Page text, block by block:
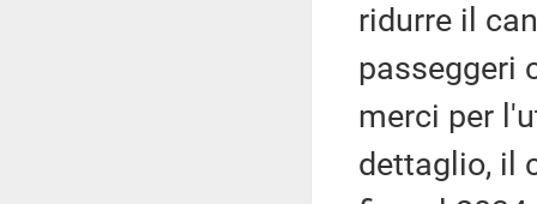
ridurre il
passeggeri
merci per
dettaglio, il